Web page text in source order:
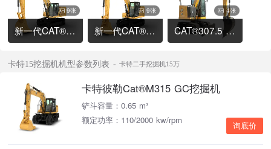
9张
新一代CAT®336 液压挖掘机
9张
新一代CAT®320 液压挖掘机
4张
CAT®307.5 液压挖掘机
卡特15挖掘机机型参数列表 卡特二手挖掘机15万
卡特彼勒Cat®M315 GC挖掘机
铲斗容量：0.65 m³
额定功率：110/2000 kw/rpm
询底价